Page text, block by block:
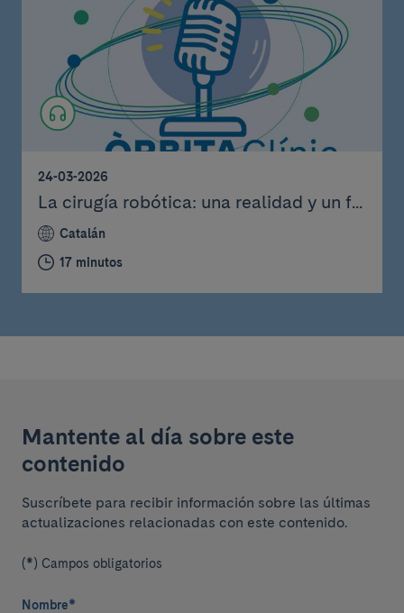
24-03-2026
La cirugía robótica: una realidad y un f...
Catalán
17 minutos
Mantente al día sobre este
contenido
Suscríbete para recibir información sobre las últimas
actualizaciones relacionadas con este contenido.
(*) Campos obligatorios
Nombre*